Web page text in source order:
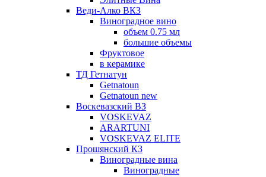
Веди-Алко ВКЗ
Виноградное вино
объем 0.75 мл
большие объемы
Фруктовое
в керамике
ТД Гетнатун
Getnatoun
Getnatoun new
Воскевазский ВЗ
VOSKEVAZ
ARARTUNI
VOSKEVAZ ELITE
Прошянский КЗ
Виноградные вина
Виноградные